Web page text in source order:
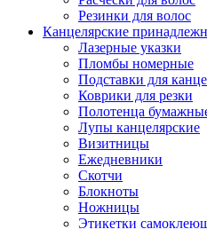
Резинки для волос
Канцелярские
Лазерные указки
Пломбы номерные
Подставки для
Коврики для резки
Полотенца
Лупы канцелярские
Визитницы
Ежедневники
Скотчи
Блокноты
Ножницы
Этикетки